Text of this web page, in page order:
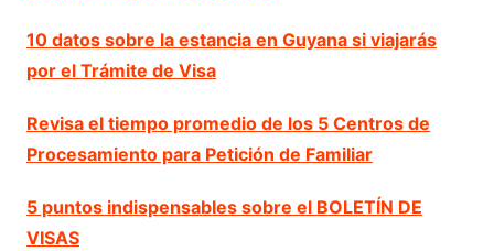
10 datos sobre la estancia en Guyana si viajarás
por el Trámite de Visa
Revisa el tiempo promedio de los 5 Centros de
Procesamiento para Petición de Familiar
5 puntos indispensables sobre el BOLETÍN DE
VISAS